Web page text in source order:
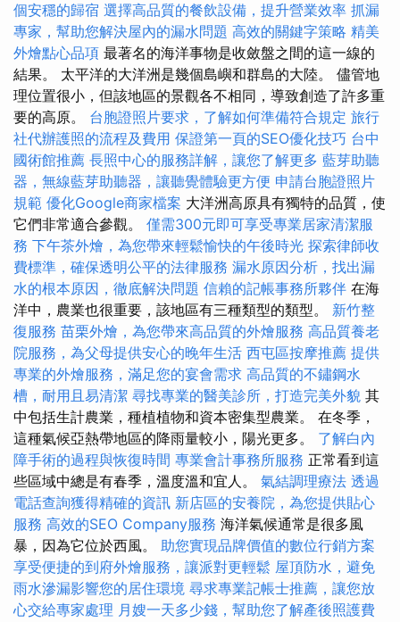
個安穩的歸宿 選擇高品質的餐飲設備，提升營業效率 抓漏
專家，幫助您解決屋內的漏水問題 高效的關鍵字策略 精美
外燴點心品項 最著名的海洋事物是收斂盤之間的這一線的
結果。 太平洋的大洋洲是幾個島嶼和群島的大陸。 儘管地
理位置很小，但該地區的景觀各不相同，導致創造了許多重
要的高原。 台胞證照片要求，了解如何準備符合規定 旅行
社代辦護照的流程及費用 保證第一頁的SEO優化技巧 台中
國術館推薦 長照中心的服務詳解，讓您了解更多 藍芽助聽
器，無線藍芽助聽器，讓聽覺體驗更方便 申請台胞證照片
規範 優化Google商家檔案 大洋洲高原具有獨特的品質，使
它們非常適合參觀。 僅需300元即可享受專業居家清潔服
務 下午茶外燴，為您帶來輕鬆愉快的午後時光 探索律師收
費標準，確保透明公平的法律服務 漏水原因分析，找出漏
水的根本原因，徹底解決問題 信賴的記帳事務所夥伴 在海
洋中，農業也很重要，該地區有三種類型的類型。 新竹整
復服務 苗栗外燴，為您帶來高品質的外燴服務 高品質養老
院服務，為父母提供安心的晚年生活 西屯區按摩推薦 提供
專業的外燴服務，滿足您的宴會需求 高品質的不鏽鋼水
槽，耐用且易清潔 尋找專業的醫美診所，打造完美外貌 其
中包括生計農業，種植植物和資本密集型農業。 在冬季，
這種氣候亞熱帶地區的降雨量較小，陽光更多。 了解白內
障手術的過程與恢復時間 專業會計事務所服務 正常看到這
些區域中總是有春季，溫度溫和宜人。 氣結調理療法 透過
電話查詢獲得精確的資訊 新店區的安養院，為您提供貼心
服務 高效的SEO Company服務 海洋氣候通常是很多風
暴，因為它位於西風。 助您實現品牌價值的數位行銷方案
享受便捷的到府外燴服務，讓派對更輕鬆 屋頂防水，避免
雨水滲漏影響您的居住環境 尋求專業記帳士推薦，讓您放
心交給專家處理 月嫂一天多少錢，幫助您了解產後照護費